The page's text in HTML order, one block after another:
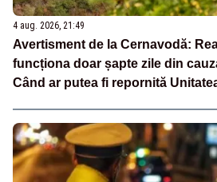
4 aug. 2026, 21:49
Avertisment de la Cernavodă:
funcționa doar șapte zile din
Când ar putea fi repornită